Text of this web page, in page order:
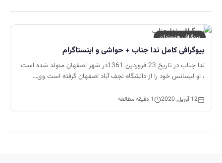
بیوگرافی هنرمندان
بیوگرافی کامل ندا جناب + حواشی و اینستاگرام
ندا جناب در تاریخ 23 فروردین 1361در شهر اصفهان متولد شده است
، او لیسانس خود را از دانشگاه نجف آباد اصفهان گرفته است وی…
12 آوریل, 2020 1 دقیقه مطالعه